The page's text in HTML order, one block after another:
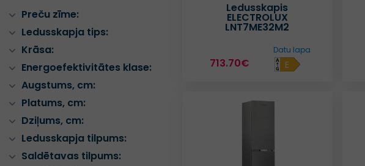
Preču zīme:
Ledusskapja tips:
Krāsa:
Energoefektivitātes klase:
Augstums, cm:
Platums, cm:
Dziļums, cm:
Ledusskapja tilpums:
Saldētavas tilpums:
Ledusskapis
ELECTROLUX
LNT7ME32M2
713.70€ E
Datu lapa